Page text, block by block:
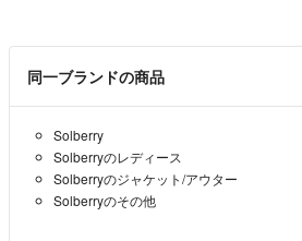
最寄りの郵便局は
にご購入頂きました際は
発送は月曜日とさせて頂きますので
ご理解よろしくお願いいたします。
(祝日前日はご購入タイミング次第)
同一ブランドの商品
Solberry
Solberryのレディース
Solberryのジャケット/アウター
Solberryのその他